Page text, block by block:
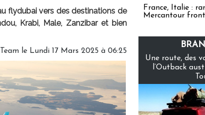
flydubai vers des destinations de
Krabi, Male, Zanzibar et bien
le Lundi 17 Mars 2025 à 06:25
France, Italie :
Mercantour
Une route, des
l’Outback